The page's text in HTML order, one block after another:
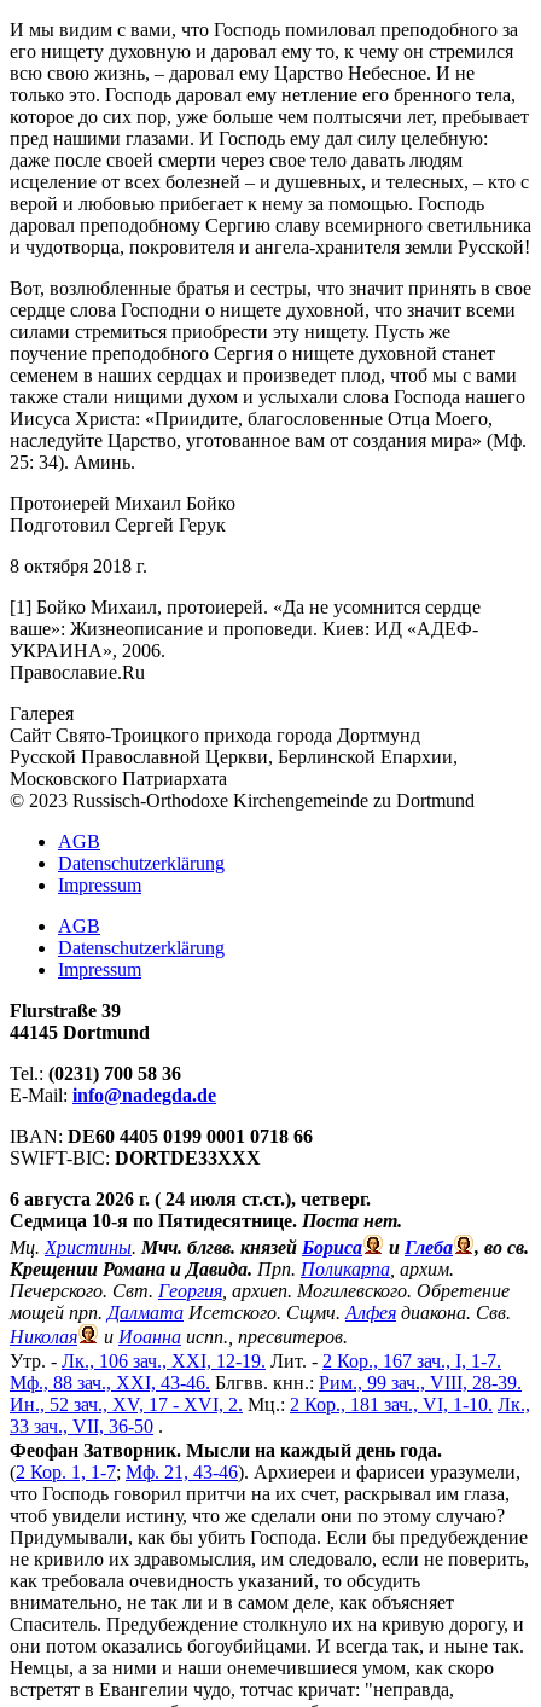
И мы видим с вами, что Господь помиловал преподобного за
его нищету духовную и даровал ему то, к чему он стремился
всю свою жизнь, – даровал ему Царство Небесное. И не
только это. Господь даровал ему нетление его бренного тела,
которое до сих пор, уже больше чем полтысячи лет, пребывает
пред нашими глазами. И Господь ему дал силу целебную:
даже после своей смерти через свое тело давать людям
исцеление от всех болезней – и душевных, и телесных, – кто с
верой и любовью прибегает к нему за помощью. Господь
даровал преподобному Сергию славу всемирного светильника
и чудотворца, покровителя и ангела-хранителя земли Русской!
Вот, возлюбленные братья и сестры, что значит принять в свое
сердце слова Господни о нищете духовной, что значит всеми
силами стремиться приобрести эту нищету. Пусть же
поучение преподобного Сергия о нищете духовной станет
семенем в наших сердцах и произведет плод, чтоб мы с вами
также стали нищими духом и услыхали слова Господа нашего
Иисуса Христа: «Приидите, благословенные Отца Моего,
наследуйте Царство, уготованное вам от создания мира» (Мф.
25: 34). Аминь.
Протоиерей Михаил Бойко
Подготовил Сергей Герук
8 октября 2018 г.
[1] Бойко Михаил, протоиерей. «Да не усомнится сердце
ваше»: Жизнеописание и проповеди. Киев: ИД «АДЕФ-
УКРАИНА», 2006.
Православие.Ru
Галерея
Сайт Свято-Троицкого прихода города Дортмунд
Русской Православной Церкви, Берлинской Епархии,
Московского Патриархата
© 2023 Russisch-Orthodoxe Kirchengemeinde zu Dortmund
АGB
Datenschutzerklärung
Impressum
АGB
Datenschutzerklärung
Impressum
Flurstraße 39
44145 Dortmund
Tel.: (0231) 700 58 36
E-Mail: info@nadegda.de
IBAN: DE60 4405 0199 0001 0718 66
SWIFT-BIC: DORTDE33XXX
6 августа 2026 г. ( 24 июля ст.ст.), четверг.
Седмица 10-я по Пятидесятнице. Поста нет.
Мц. Христины. Мчч. блгвв. князей Бориса и Глеба
, во св.
Крещении Романа и Давида. Прп. Поликарпа , архим.
Печерского. Свт. Георгия , архиеп. Могилевского. Обретение
мощей прп. Далмата Исетского. Сщмч. Алфея диакона. Свв.
Николая
и Иоанна испп., пресвитеров.
Утр. - Лк., 106 зач., XXI, 12-19. Лит. - 2 Кор., 167 зач., I, 1-7.
Мф., 88 зач., XXI, 43-46. Блгвв. кнн.: Рим., 99 зач., VIII, 28-39.
Ин., 52 зач., XV, 17 - XVI, 2. Мц.: 2 Кор., 181 зач., VI, 1-10. Лк.,
33 зач., VII, 36-50 .
Феофан Затворник. Мысли на каждый день года.
(2 Кор. 1, 1-7; Мф. 21, 43-46). Архиереи и фарисеи уразумели,
что Господь говорил притчи на их счет, раскрывал им глаза,
чтоб увидели истину, что же сделали они по этому случаю?
Придумывали, как бы убить Господа. Если бы предубеждение
не кривило их здравомыслия, им следовало, если не поверить,
как требовала очевидность указаний, то обсудить
внимательно, не так ли и в самом деле, как объясняет
Спаситель. Предубеждение столкнуло их на кривую дорогу, и
они потом оказались богоубийцами. И всегда так, и ныне так.
Немцы, а за ними и наши онемечившиеся умом, как скоро
встретят в Евангелии чудо, тотчас кричат: "неправда,